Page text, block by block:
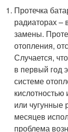
Протечка
радиаторах –
замены.
отопления,
Случается,
в первый год
системе
или чугунные
месяцев
проблема